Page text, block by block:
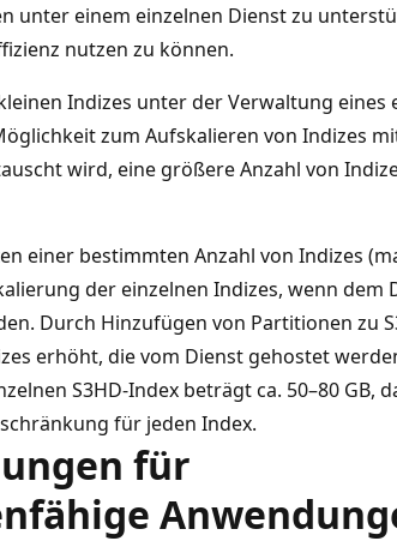
unter einem einzelnen Dienst zu
nutzen zu können.
Indizes unter der Verwaltung eines
zum Aufskalieren von Indizes
wird, eine größere Anzahl von
einer bestimmten Anzahl von Indizes
der einzelnen Indizes, wenn dem
Durch Hinzufügen von Partitionen zu
erhöht, die vom Dienst gehostet
S3HD-Index beträgt ca. 50–80 GB,
für jeden Index.
für